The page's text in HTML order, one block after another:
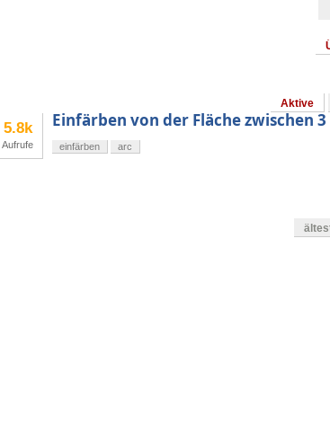
Aktive
5.8k
Aufrufe
Einfärben von der Fläche zwischen 3
einfärben arc